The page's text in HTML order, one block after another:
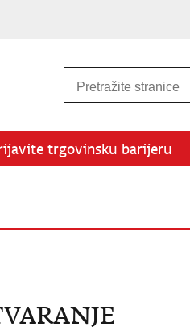
trgovinsku barijeru